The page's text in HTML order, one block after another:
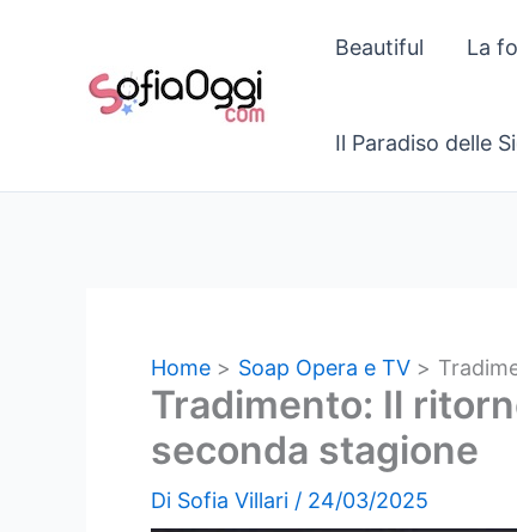
contenuto
Beautiful La
Il Paradiso delle
Home Soap Opera e TV
Tradimento: Il
seconda stagione
Di Sofia Villari / 24/03/2025